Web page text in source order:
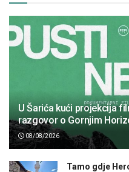
U Šarića kući projekcija
razgovor o Gornjim
08/08/2026
Tamo gdje